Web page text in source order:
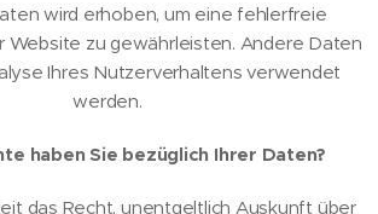
wird erhoben, um eine fehlerfreie
Website zu gewährleisten. Andere Daten
Ihres Nutzerverhaltens verwendet
werden.
haben Sie bezüglich Ihrer Daten?
das Recht, unentgeltlich Auskunft über